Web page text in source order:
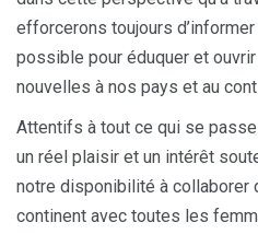
efforcerons toujours
possible pour éduquer et
nouvelles à nos pays et au
Attentifs à tout ce qui se
un réel plaisir et un intérêt
notre disponibilité à collaborer
continent avec toutes les